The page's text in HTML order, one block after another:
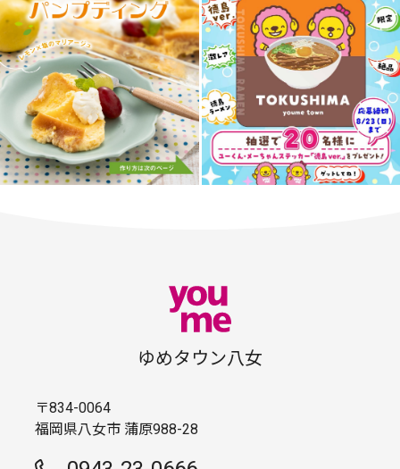
ゆめタウン八女
〒834-0064
福岡県八女市 蒲原988-28